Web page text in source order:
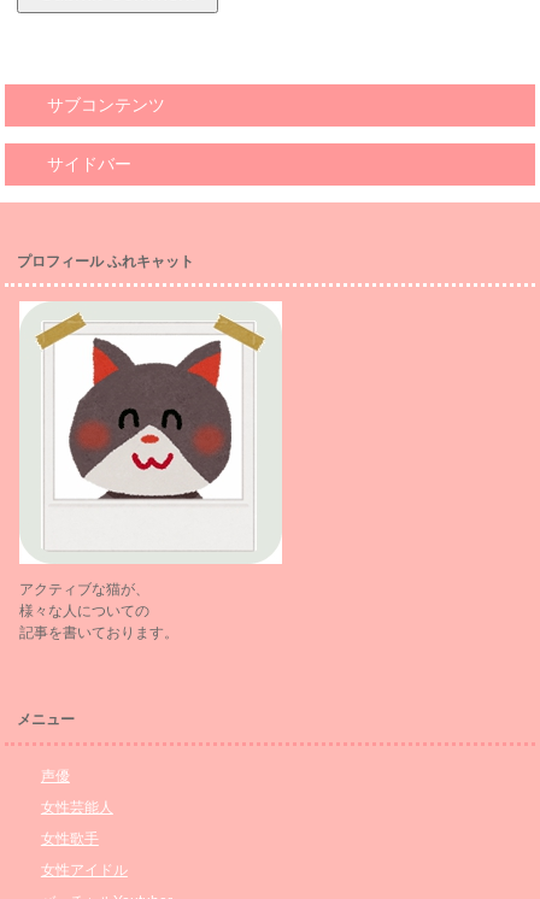
サブコンテンツ
サイドバー
プロフィール ふれキャット
アクティブな猫が、
様々な人についての
記事を書いております。
メニュー
声優
女性芸能人
女性歌手
女性アイドル